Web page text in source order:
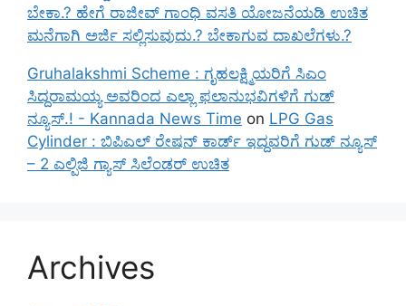
ಬೇಕಾ.? ಹೇಗೆ ರಾಜೀವ್ ಗಾಂಧಿ ವಸತಿ ಯೋಜನೆಯಡಿ ಉಚಿತ
ಮನೆಗಾಗಿ ಅರ್ಜಿ ಸಲ್ಲಿಸುವುದು.? ಬೇಕಾಗುವ ದಾಖಲೆಗಳು.?
Gruhalakshmi Scheme : ಗೃಹಲಕ್ಷ್ಮಿಯರಿಗೆ ಸಿಎಂ
ಸಿದ್ದರಾಮಯ್ಯ ಅವರಿಂದ ಎಲ್ಲಾ ಫಲಾನುಭವಿಗಳಿಗೆ ಗುಡ್
ನ್ಯೂಸ್.! - Kannada News Time on LPG Gas
Cylinder : ಬಿಪಿಎಲ್ ರೇಷನ್ ಕಾರ್ಡ್ ಇದ್ದವರಿಗೆ ಗುಡ್ ನ್ಯೂಸ್
– 2 ಎಲ್ಪಿಜಿ ಗ್ಯಾಸ್ ಸಿಲೆಂಡರ್ ಉಚಿತ
Archives